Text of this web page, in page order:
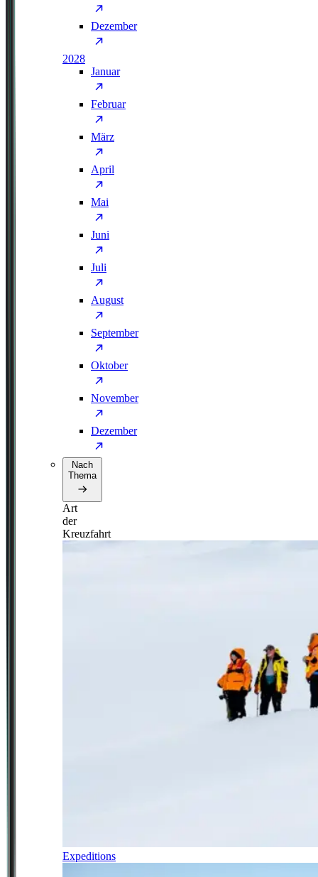
Dezember
2028
Januar
Februar
März
April
Mai
Juni
Juli
August
September
Oktober
November
Dezember
Nach
Thema
Art
der
Kreuzfahrt
Expeditions